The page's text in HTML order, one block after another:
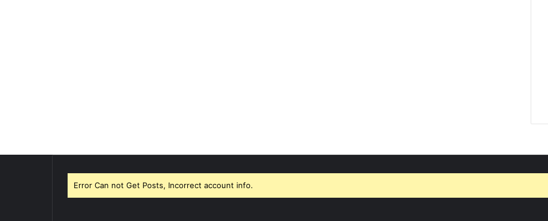
Error Can not Get Posts, Incorrect account info.